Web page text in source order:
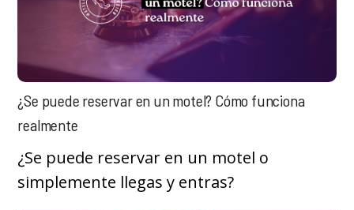
¿Se puede reservar en un motel? Cómo funciona
realmente
¿Se puede reservar en un motel o
simplemente llegas y entras?